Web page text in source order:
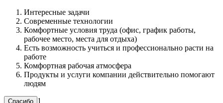
Интересные задачи
Современные технологии
Комфортные условия труда (офис, график работы,
рабочее место, места для отдыха)
Есть возможность учиться и профессионально расти на
работе
Комфортная рабочая атмосфера
Продукты и услуги компании действительно помогают
людям
1